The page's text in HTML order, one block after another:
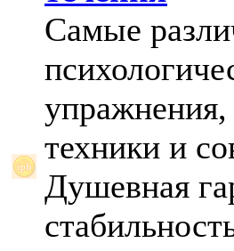
Самые
упражнения,
техники и
Душевная